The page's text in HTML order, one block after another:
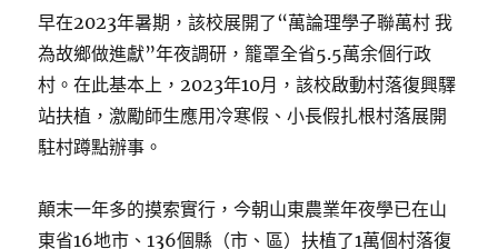
早在2023年暑期，該校展開了“萬論理學子聯萬村 我
為故鄉做進獻”年夜調研，籠罩全省5.5萬余個行政
村。在此基本上，2023年10月，該校啟動村落復興驛
站扶植，激勵師生應用冷寒假、小長假扎根村落展開
駐村蹲點辦事。
顛末一年多的摸索實行，今朝山東農業年夜學已在山
東省16地市、136個縣（市、區）扶植了1萬個村落復